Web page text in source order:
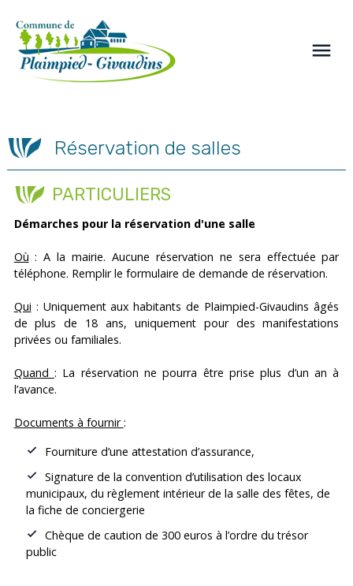
menu
Réservation de salles
PARTICULIERS
Démarches pour la réservation d'une salle
Où : A la mairie. Aucune réservation ne sera effectuée par
téléphone. Remplir le formulaire de demande de réservation.
Qui : Uniquement aux habitants de Plaimpied-Givaudins âgés
de plus de 18 ans, uniquement pour des manifestations
privées ou familiales.
Quand : La réservation ne pourra être prise plus d’un an à
l’avance.
Documents à fournir:
Fourniture d’une attestation d’assurance,
Signature de la convention d’utilisation des locaux
municipaux, du règlement intérieur de la salle des fêtes, de
la fiche de conciergerie
Chèque de caution de 300 euros à l’ordre du trésor
public